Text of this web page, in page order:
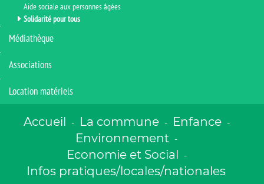
Aide sociale aux personnes âgées
Solidarité pour tous
Médiathèque
Associations
Location matériels
Accueil - La commune - Enfance -
Environnement -
Economie et Social -
Infos pratiques/locales/nationales